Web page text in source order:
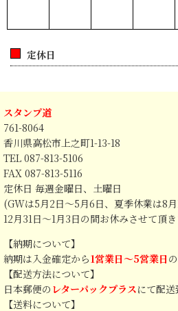
定休日
スタンプ道
761-8064
香川県高松市上之町1-13-18
TEL 087-813-5106
FAX 087-813-5116
定休日 毎週金曜日、土曜日
(GWは5月2日～5月6日、夏季休業は8
12月31日～1月3日の間お休みさせて頂
【納期について】
納期は入金確定から1営業日～5営業日
【配送方法について】
日本郵便の レターパックプラスにて配送
【送料について】